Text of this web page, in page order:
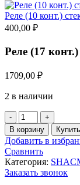
Реле (10 конт.)
400,00 ₽
Реле (17
1709,00 ₽
2 в наличии
Количество
товара
Реле
(17
конт.)
поворотов
SHACMAN
В корзину
Добавить в
Сравнить
Категория:
Заказать звонок